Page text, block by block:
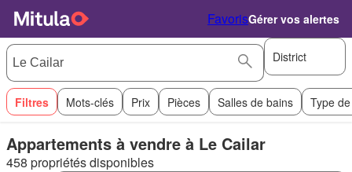
FavorisGérer vos alertes
District
Filtres Mots-clés Prix Pièces Salles de bains Type
Appartements à vendre à Le Cailar
458 propriétés disponibles